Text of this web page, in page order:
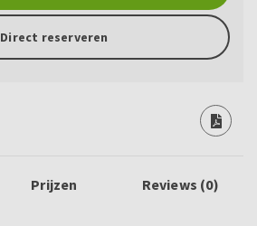
Direct reserveren
Prijzen Reviews (0)